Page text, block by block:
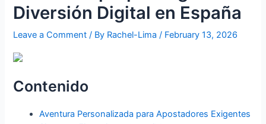
Diversión Digital en España
Leave a Comment / By Rachel-Lima/ February 13, 2026
Contenido
Aventura Personalizada para Apostadores Exigentes